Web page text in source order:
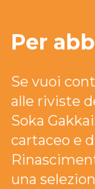
Per
Se vuoi
alle riviste
Soka
cartaceo e
una